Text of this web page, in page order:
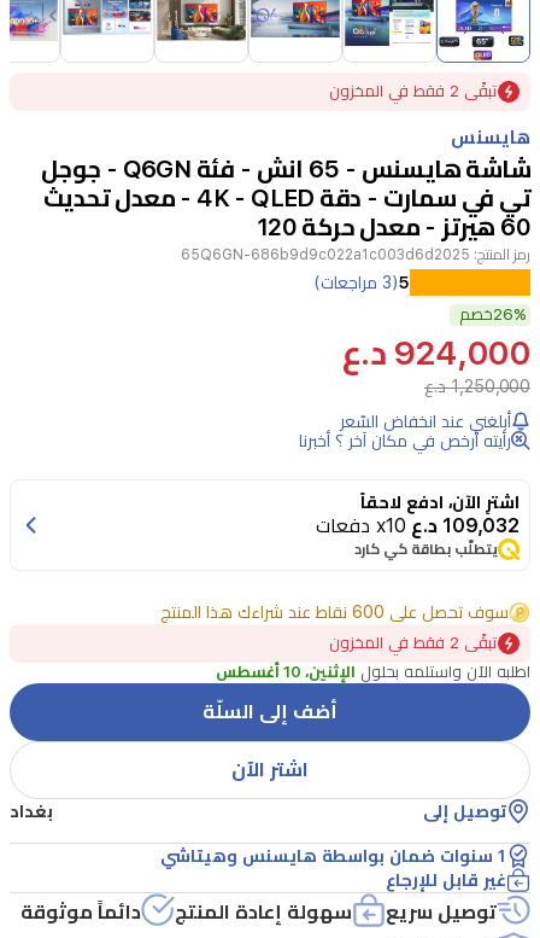
10
10
تبقًى 2 فقط في المخزون
هايسنس
شاشة هايسنس - 65 انش - فئة Q6GN - جوجل
تي في سمارت - دقة 4K - QLED - معدل تحديث
60 هيرتز - معدل حركة 120
رمز المنتج: 65Q6GN-686b9d9c022a1c003d6d2025
بتجربة
مشاهدة
واضحة
وواقعية
تلفزيون
هايسنس
65Q6GN
المزود
بنظام
Google
يتمتع
بواجهات
HDMI
USB
متعددة،
واتصال
5(3 مراجعات)
26%خصم
924,000 د.ع
1,250,000 د.ع
أبلغني عند انخفاض السّعر
رأيته أرخص في مكان آخر ؟ أخبرنا
اشترِ الآن، ادفع لاحقاً
109,032 د.ع x10 دفعات
يتطلّب بطاقة كي كارد
سوف تحصل على 600 نقاط عند شراءك هذا المنتج
تبقًى 2 فقط في المخزون
اطلبه الآن واستلمه بحلول الإثنين، 10 أغسطس
أضف إلى السلّة
اشتر الآن
توصيل إلى بغداد
1 سنوات ضمان بواسطة هايسنس وهيتاشي
غير قابل للإرجاع
توصيل سريع سهولة إعادة المنتج
دائماً موثوقة